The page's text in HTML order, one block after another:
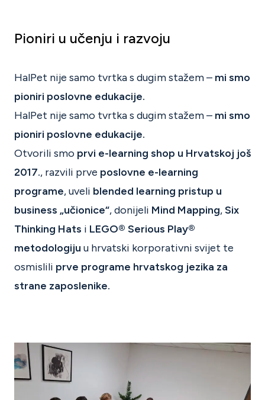
Pioniri u učenju i razvoju
HalPet nije samo tvrtka s dugim stažem – mi smo
pioniri poslovne edukacije.
HalPet nije samo tvrtka s dugim stažem – mi smo
pioniri poslovne edukacije.
Otvorili smo prvi e-learning shop u Hrvatskoj još
2017., razvili prve poslovne e-learning
programe, uveli blended learning pristup u
business „učionice“, donijeli Mind Mapping,Six
Thinking Hats i LEGO® Serious Play®
metodologiju u hrvatski korporativni svijet te
osmislili prve programe hrvatskog jezika za
strane zaposlenike.